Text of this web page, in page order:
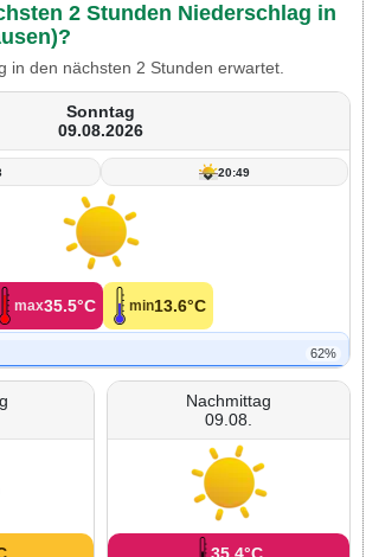
2 Stunden Niederschlag in
in den nächsten 2 Stunden erwartet.
Sonntag
09.08.2026
20:49
max35.5°C min13.6°C
62%
Nachmittag
09.08.